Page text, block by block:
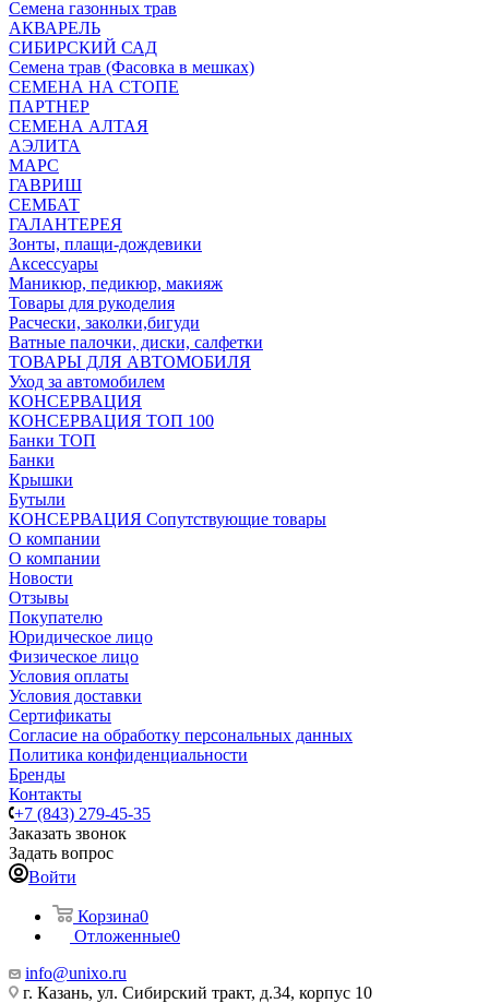
Семена газонных трав
АКВАРЕЛЬ
СИБИРСКИЙ САД
Семена трав (Фасовка в мешках)
СЕМЕНА НА СТОПЕ
ПАРТНЕР
СЕМЕНА АЛТАЯ
АЭЛИТА
МАРС
ГАВРИШ
СЕМБАТ
ГАЛАНТЕРЕЯ
Зонты, плащи-дождевики
Аксессуары
Маникюр, педикюр, макияж
Товары для рукоделия
Расчески, заколки,бигуди
Ватные палочки, диски, салфетки
ТОВАРЫ ДЛЯ АВТОМОБИЛЯ
Уход за автомобилем
КОНСЕРВАЦИЯ
КОНСЕРВАЦИЯ ТОП 100
Банки ТОП
Банки
Крышки
Бутыли
КОНСЕРВАЦИЯ Сопутствующие товары
О компании
О компании
Новости
Отзывы
Покупателю
Юридическое лицо
Физическое лицо
Условия оплаты
Условия доставки
Сертификаты
Согласие на обработку персональных данных
Политика конфиденциальности
Бренды
Контакты
+7 (843) 279-45-35
Заказать звонок
Задать вопрос
Войти
Корзина0
Отложенные0
info@unixo.ru
г. Казань, ул. Сибирский тракт, д.34, корпус 10